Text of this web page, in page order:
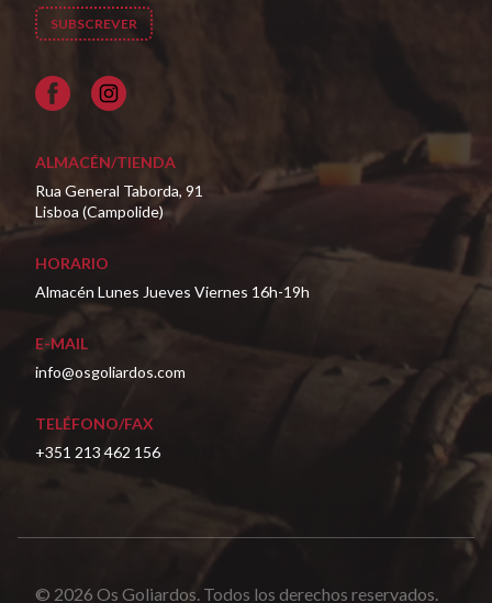
Facebook
ALMACÉN/TIENDA
Rua General Taborda, 91
Lisboa (Campolide)
HORARIO
Almacén Lunes Jueves Viernes 16h-19h
E-MAIL
info@osgoliardos.com
TELÉFONO/FAX
+351 213 462 156
© 2026 Os Goliardos. Todos los derechos reservados.